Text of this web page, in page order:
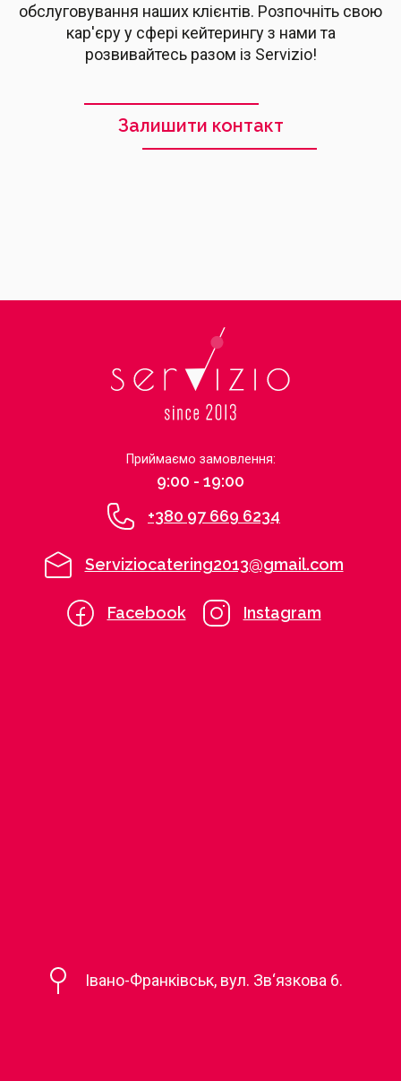
обслуговування наших клієнтів. Розпочніть свою
кар'єру у сфері кейтерингу з нами та
розвивайтесь разом із Servizio!
Залишити контакт
Приймаємо замовлення:
9:00 - 19:00
+380 97 669 6234
Serviziocatering2013@gmail.com
Facebook Instagram
Івано-Франківськ, вул. Зв‘язкова 6.